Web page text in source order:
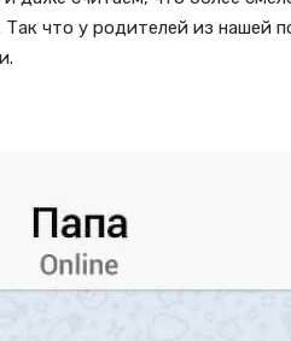
что у родителей из нашей